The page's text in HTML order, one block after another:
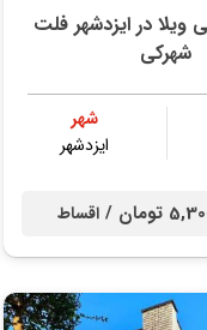
ویلا در ایزدشهر فلت
شهرکی
شهر
ایزدشهر
/ اقساط